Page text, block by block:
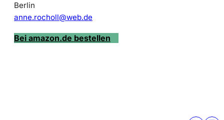
Berlin
anne.rocholl@web.de
Bei amazon.de bestellen